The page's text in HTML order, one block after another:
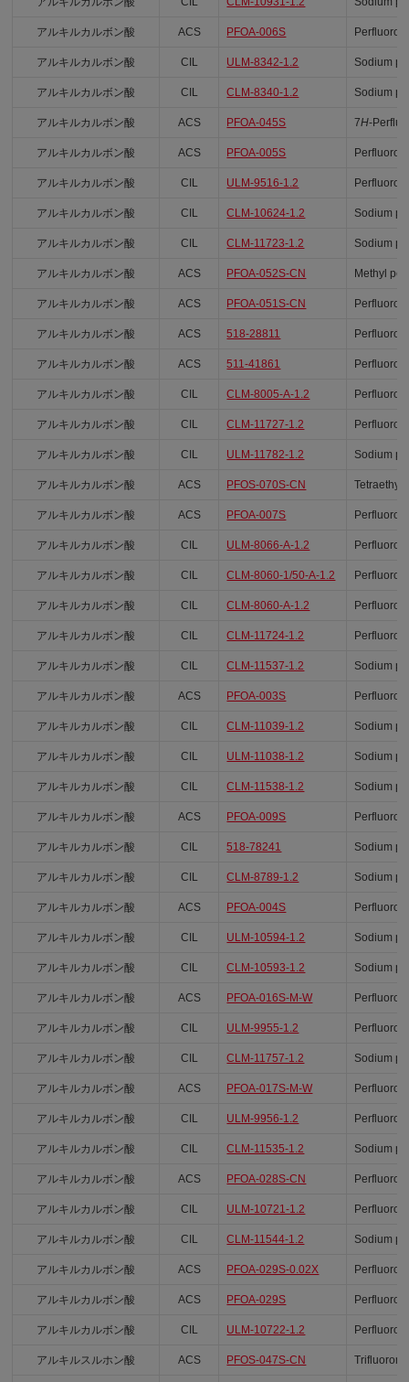
アルキルカルボン酸 ACS PFOA-006S Perfluoro-
アルキルカルボン酸 CIL ULM-8342-1.2 Sodium
アルキルカルボン酸 CIL CLM-8340-1.2 Sodium
アルキルカルボン酸 ACS PFOA-045S 7H-
アルキルカルボン酸 ACS PFOA-005S Perfluoro-
アルキルカルボン酸 CIL ULM-9516-1.2
アルキルカルボン酸 CIL CLM-10624-1.2 Sodium
アルキルカルボン酸 CIL CLM-11723-1.2 Sodium
アルキルカルボン酸 ACS PFOA-052S-CN Methyl
アルキルカルボン酸 ACS PFOA-051S-CN Perfluoro-
アルキルカルボン酸 ACS 518-28811 Perfluoro-
アルキルカルボン酸 ACS 511-41861 Perfluoro-
アルキルカルボン酸 CIL CLM-8005-A-1.2 Perfluoro-
アルキルカルボン酸 CIL CLM-11727-1.2 Perfluoro-
アルキルカルボン酸 CIL ULM-11782-1.2 Sodium
アルキルカルボン酸 ACS PFOS-070S-CN
アルキルカルボン酸 ACS PFOA-007S Perfluoro-
アルキルカルボン酸 CIL ULM-8066-A-1.2 Perfluoro-
アルキルカルボン酸 CIL CLM-8060-1/50-A-1.2 Perfluoro-
アルキルカルボン酸 CIL CLM-8060-A-1.2 Perfluoro-
アルキルカルボン酸 CIL CLM-11724-1.2 Perfluoro-
アルキルカルボン酸 CIL CLM-11537-1.2 Sodium
アルキルカルボン酸 ACS PFOA-003S Perfluoro-
アルキルカルボン酸 CIL CLM-11039-1.2 Sodium
アルキルカルボン酸 CIL ULM-11038-1.2 Sodium
アルキルカルボン酸 CIL CLM-11538-1.2 Sodium
アルキルカルボン酸 ACS PFOA-009S Perfluoro-
アルキルカルボン酸 CIL 518-78241 Sodium
アルキルカルボン酸 CIL CLM-8789-1.2 Sodium
アルキルカルボン酸 ACS PFOA-004S Perfluoro-
アルキルカルボン酸 CIL ULM-10594-1.2 Sodium
アルキルカルボン酸 CIL CLM-10593-1.2 Sodium
アルキルカルボン酸 ACS PFOA-016S-M-W Perfluoro-
アルキルカルボン酸 CIL ULM-9955-1.2 Perfluoro-
アルキルカルボン酸 CIL CLM-11757-1.2 Sodium
アルキルカルボン酸 ACS PFOA-017S-M-W Perfluoro-
アルキルカルボン酸 CIL ULM-9956-1.2 Perfluoro-
アルキルカルボン酸 CIL CLM-11535-1.2 Sodium
アルキルカルボン酸 ACS PFOA-028S-CN
アルキルカルボン酸 CIL ULM-10721-1.2 Perfluoro-
アルキルカルボン酸 CIL CLM-11544-1.2 Sodium
アルキルカルボン酸 ACS PFOA-029S-0.02X
アルキルカルボン酸 ACS PFOA-029S
アルキルカルボン酸 CIL ULM-10722-1.2 Perfluoro-
アルキルスルホン酸 ACS PFOS-047S-CN